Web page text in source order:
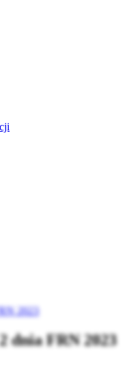
2023
dnia FRN 2023